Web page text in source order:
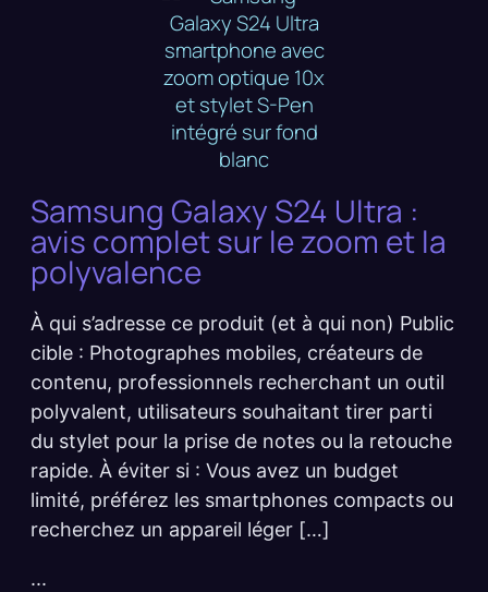
Samsung Galaxy S24 Ultra :
avis complet sur le zoom et la
polyvalence
À qui s’adresse ce produit (et à qui non) Public
cible : Photographes mobiles, créateurs de
contenu, professionnels recherchant un outil
polyvalent, utilisateurs souhaitant tirer parti
du stylet pour la prise de notes ou la retouche
rapide. À éviter si : Vous avez un budget
limité, préférez les smartphones compacts ou
recherchez un appareil léger […]
...